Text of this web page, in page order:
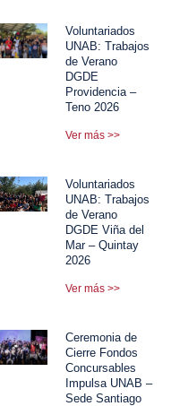
Voluntariados
UNAB: Trabajos
de Verano
DGDE
Providencia –
Teno 2026
Ver más >>
Voluntariados
UNAB: Trabajos
de Verano
DGDE Viña del
Mar – Quintay
2026
Ver más >>
Ceremonia de
Cierre Fondos
Concursables
Impulsa UNAB –
Sede Santiago